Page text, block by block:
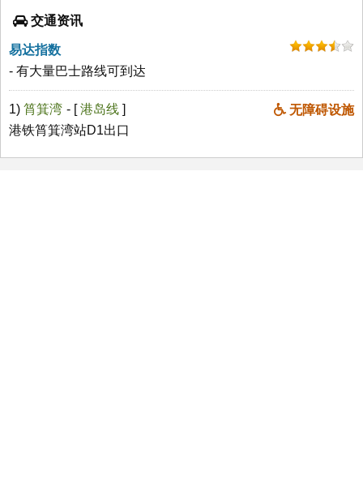
交通资讯
易达指数
- 有大量巴士路线可到达
1) 筲箕湾 无障碍设施
- [港岛线 ]
港铁筲箕湾站D1出口